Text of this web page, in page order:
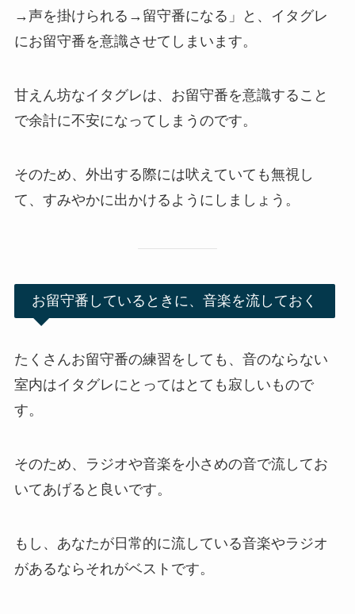
→声を掛けられる→留守番になる」と、イタグレ
にお留守番を意識させてしまいます。
甘えん坊なイタグレは、お留守番を意識すること
で余計に不安になってしまうのです。
そのため、外出する際には吠えていても無視し
て、すみやかに出かけるようにしましょう。
お留守番しているときに、音楽を流しておく
たくさんお留守番の練習をしても、音のならない
室内はイタグレにとってはとても寂しいもので
す。
そのため、ラジオや音楽を小さめの音で流してお
いてあげると良いです。
もし、あなたが日常的に流している音楽やラジオ
があるならそれがベストです。